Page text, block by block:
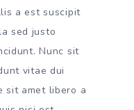
a est suscipit
sed justo
Nunc sit
vitae dui
sit amet libero a